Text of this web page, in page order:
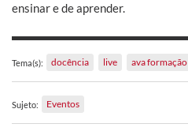
ensinar e de aprender.
Tema(s): docência live ava formação
Sujeto: Eventos